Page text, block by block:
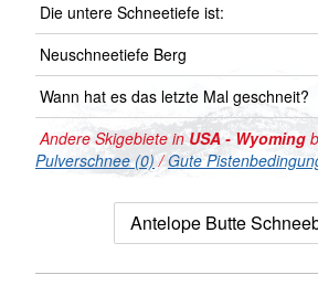
Die untere Schneetiefe ist:
Neuschneetiefe Berg
Wann hat es das letzte Mal geschneit?
Andere Skigebiete inUSA - Wyoming
Pulverschnee (0)/Gute
Antelope Butte